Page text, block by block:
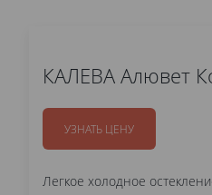
КАЛЕВА Алювет
УЗНАТЬ ЦЕНУ
Легкое холодное